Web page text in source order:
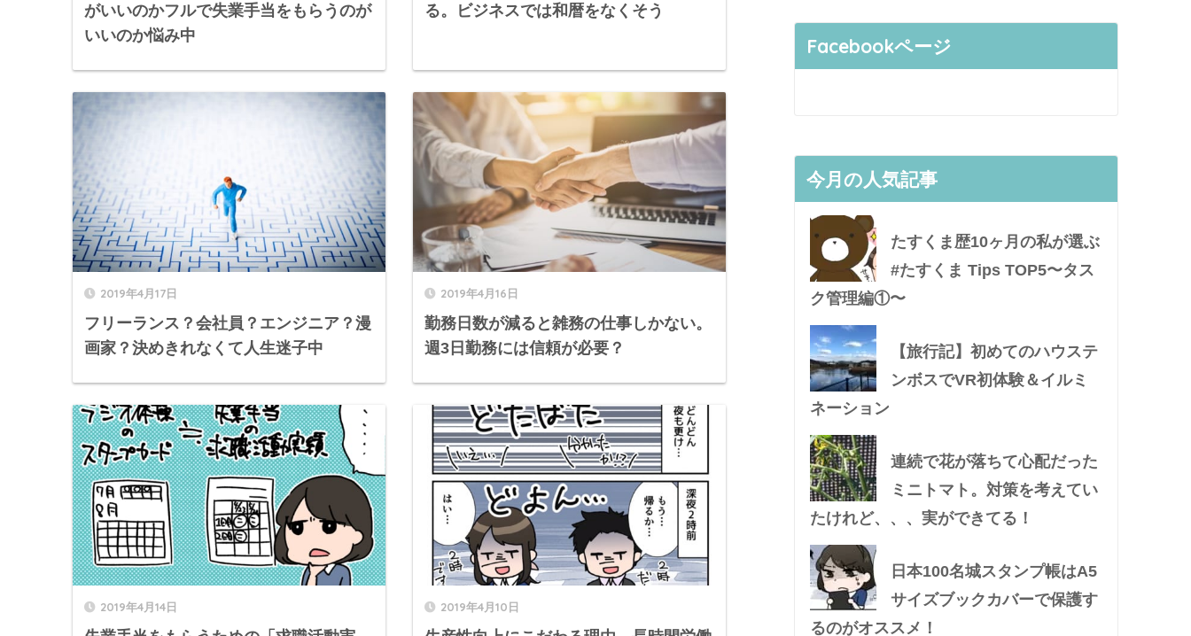
がいいのかフルで失業手当をもらうのが
いいのか悩み中
る。ビジネスでは和暦をなくそう
2019年4月17日
フリーランス？会社員？エンジニア？漫
画家？決めきれなくて人生迷子中
2019年4月16日
勤務日数が減ると雑務の仕事しかない。
週3日勤務には信頼が必要？
2019年4月14日 2019年4月10日
Facebookページ
今月の人気記事
たすくま歴10ヶ月の私が選ぶ
#たすくま Tips TOP5〜タス
ク管理編①〜
【旅行記】初めてのハウステ
ンボスでVR初体験＆イルミ
ネーション
連続で花が落ちて心配だった
ミニトマト。対策を考えてい
たけれど、、、実ができてる！
日本100名城スタンプ帳はA5
サイズブックカバーで保護す
るのがオススメ！